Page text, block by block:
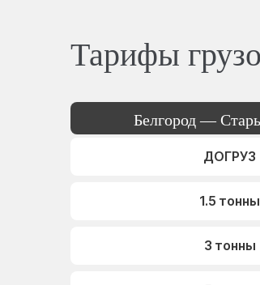
Тарифы
Белгород —
ДОГРУЗ
1.5 тонны
3 тонны